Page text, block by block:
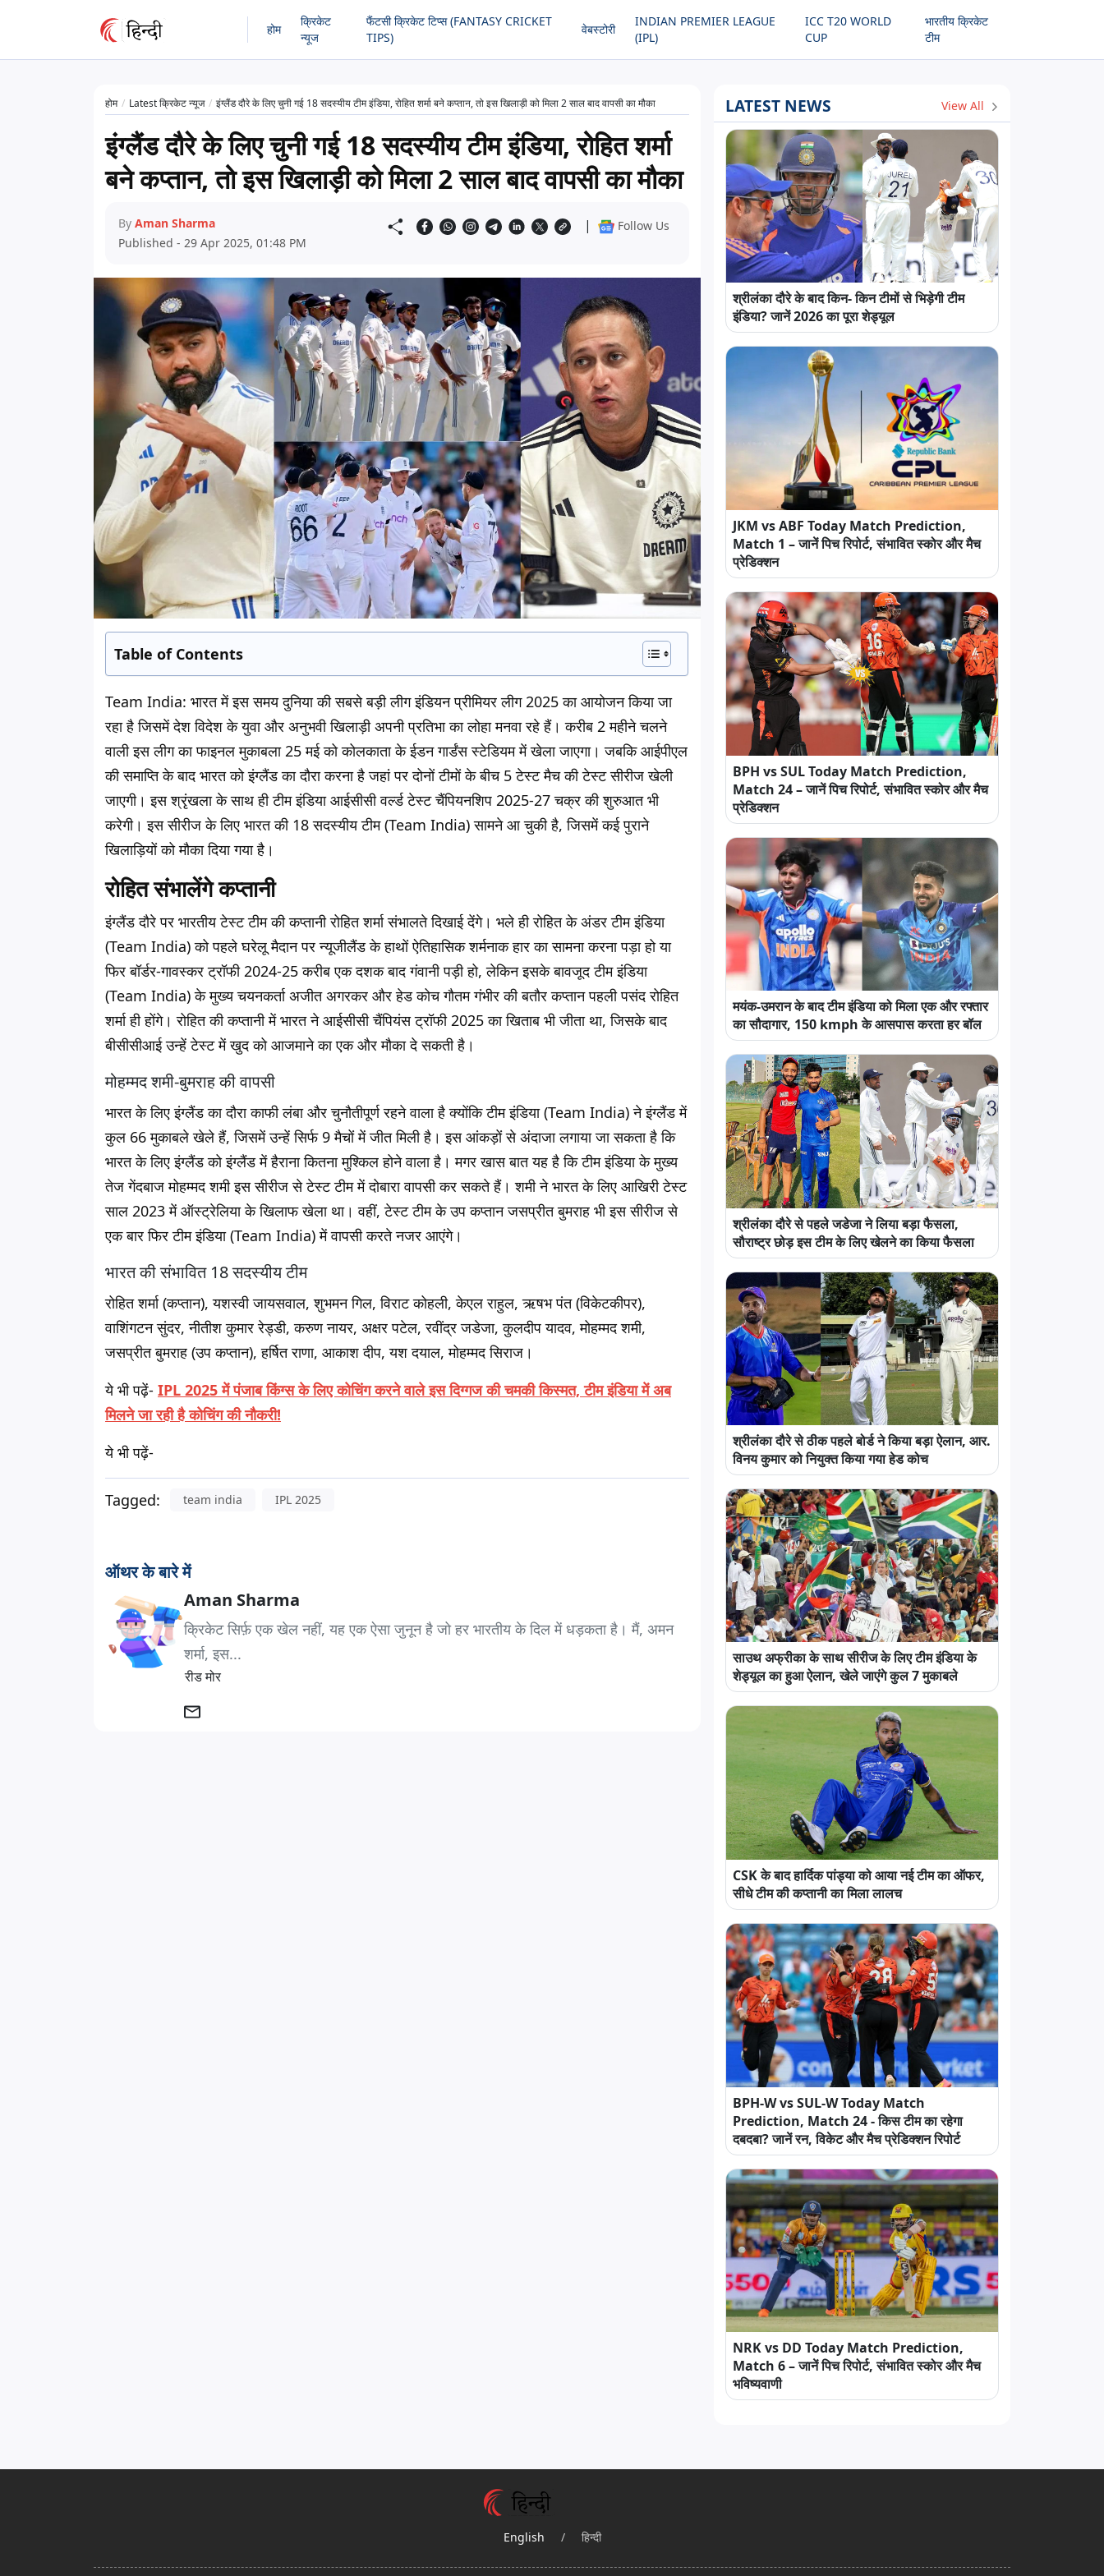
होम
क्रिकेट
न्यूज
फैंटसी क्रिकेट टिप्स (FANTASY CRICKET
TIPS)
वेबस्टोरी
INDIAN PREMIER LEAGUE
(IPL)
ICC T20 WORLD
CUP
भारतीय क्रिकेट
टीम
होम Latest क्रिकेट न्यूज इंग्लैंड दौरे के लिए चुनी गई 18 सदस्यीय टीम इंडिया, रोहित शर्मा बने कप्तान, तो इस खिलाड़ी को मिला 2 साल बाद वापसी का मौका
इंग्लैंड दौरे के लिए चुनी गई 18 सदस्यीय टीम इंडिया, रोहित शर्मा
बने कप्तान, तो इस खिलाड़ी को मिला 2 साल बाद वापसी का मौका
By Aman Sharma
Published - 29 Apr 2025, 01:48 PM
| Follow Us
Table of Contents
Team India: भारत में इस समय दुनिया की सबसे बड़ी लीग इंडियन प्रीमियर लीग 2025 का आयोजन किया जा
रहा है जिसमें देश विदेश के युवा और अनुभवी खिलाड़ी अपनी प्रतिभा का लोहा मनवा रहे हैं। करीब 2 महीने चलने
वाली इस लीग का फाइनल मुकाबला 25 मई को कोलकाता के ईडन गार्डंस स्टेडियम में खेला जाएगा। जबकि आईपीएल
की समाप्ति के बाद भारत को इंग्लैंड का दौरा करना है जहां पर दोनों टीमों के बीच 5 टेस्ट मैच की टेस्ट सीरीज खेली
जाएगी। इस श्रृंखला के साथ ही टीम इंडिया आईसीसी वर्ल्ड टेस्ट चैंपियनशिप 2025-27 चक्र की शुरुआत भी
करेगी। इस सीरीज के लिए भारत की 18 सदस्यीय टीम (Team India) सामने आ चुकी है, जिसमें कई पुराने
खिलाड़ियों को मौका दिया गया है।
रोहित संभालेंगे कप्तानी
इंग्लैंड दौरे पर भारतीय टेस्ट टीम की कप्तानी रोहित शर्मा संभालते दिखाई देंगे। भले ही रोहित के अंडर टीम इंडिया
(Team India) को पहले घरेलू मैदान पर न्यूजीलैंड के हाथों ऐतिहासिक शर्मनाक हार का सामना करना पड़ा हो या
फिर बॉर्डर-गावस्कर ट्रॉफी 2024-25 करीब एक दशक बाद गंवानी पड़ी हो, लेकिन इसके बावजूद टीम इंडिया
(Team India) के मुख्य चयनकर्ता अजीत अगरकर और हेड कोच गौतम गंभीर की बतौर कप्तान पहली पसंद रोहित
शर्मा ही होंगे। रोहित की कप्तानी में भारत ने आईसीसी चैंपियंस ट्रॉफी 2025 का खिताब भी जीता था, जिसके बाद
बीसीसीआई उन्हें टेस्ट में खुद को आजमाने का एक और मौका दे सकती है।
मोहम्मद शमी-बुमराह की वापसी
भारत के लिए इंग्लैंड का दौरा काफी लंबा और चुनौतीपूर्ण रहने वाला है क्योंकि टीम इंडिया (Team India) ने इंग्लैंड में
कुल 66 मुकाबले खेले हैं, जिसमें उन्हें सिर्फ 9 मैचों में जीत मिली है। इस आंकड़ों से अंदाजा लगाया जा सकता है कि
भारत के लिए इंग्लैंड को इंग्लैंड में हैराना कितना मुश्किल होने वाला है। मगर खास बात यह है कि टीम इंडिया के मुख्य
तेज गेंदबाज मोहम्मद शमी इस सीरीज से टेस्ट टीम में दोबारा वापसी कर सकते हैं। शमी ने भारत के लिए आखिरी टेस्ट
साल 2023 में ऑस्ट्रेलिया के खिलाफ खेला था। वहीं, टेस्ट टीम के उप कप्तान जसप्रीत बुमराह भी इस सीरीज से
एक बार फिर टीम इंडिया (Team India) में वापसी करते नजर आएंगे।
भारत की संभावित 18 सदस्यीय टीम
रोहित शर्मा (कप्तान), यशस्वी जायसवाल, शुभमन गिल, विराट कोहली, केएल राहुल, ऋषभ पंत (विकेटकीपर),
वाशिंगटन सुंदर, नीतीश कुमार रेड्डी, करुण नायर, अक्षर पटेल, रवींद्र जडेजा, कुलदीप यादव, मोहम्मद शमी,
जसप्रीत बुमराह (उप कप्तान), हर्षित राणा, आकाश दीप, यश दयाल, मोहम्मद सिराज।
ये भी पढ़ें- IPL 2025 में पंजाब किंग्स के लिए कोचिंग करने वाले इस दिग्गज की चमकी किस्मत, टीम इंडिया में अब
मिलने जा रही है कोचिंग की नौकरी!
ये भी पढ़ें-
Tagged: team india IPL 2025
ऑथर के बारे में
Aman Sharma
क्रिकेट सिर्फ़ एक खेल नहीं, यह एक ऐसा जुनून है जो हर भारतीय के दिल में धड़कता है। मैं, अमन
शर्मा, इस...
रीड मोर
LATEST NEWS View All
श्रीलंका दौरे के बाद किन- किन टीमों से भिड़ेगी टीम
इंडिया? जानें 2026 का पूरा शेड्यूल
JKM vs ABF Today Match Prediction,
Match 1 – जानें पिच रिपोर्ट, संभावित स्कोर और मैच
प्रेडिक्शन
BPH vs SUL Today Match Prediction,
Match 24 – जानें पिच रिपोर्ट, संभावित स्कोर और मैच
प्रेडिक्शन
मयंक-उमरान के बाद टीम इंडिया को मिला एक और रफ्तार
का सौदागार, 150 kmph के आसपास करता हर बॉल
श्रीलंका दौरे से पहले जडेजा ने लिया बड़ा फैसला,
सौराष्ट्र छोड़ इस टीम के लिए खेलने का किया फैसला
श्रीलंका दौरे से ठीक पहले बोर्ड ने किया बड़ा ऐलान, आर.
विनय कुमार को नियुक्त किया गया हेड कोच
साउथ अफ्रीका के साथ सीरीज के लिए टीम इंडिया के
शेड्यूल का हुआ ऐलान, खेले जाएंगे कुल 7 मुकाबले
CSK के बाद हार्दिक पांड्या को आया नई टीम का ऑफर,
सीधे टीम की कप्तानी का मिला लालच
BPH-W vs SUL-W Today Match
Prediction, Match 24 - किस टीम का रहेगा
दबदबा? जानें रन, विकेट और मैच प्रेडिक्शन रिपोर्ट
NRK vs DD Today Match Prediction,
Match 6 – जानें पिच रिपोर्ट, संभावित स्कोर और मैच
भविष्यवाणी
English / हिन्दी